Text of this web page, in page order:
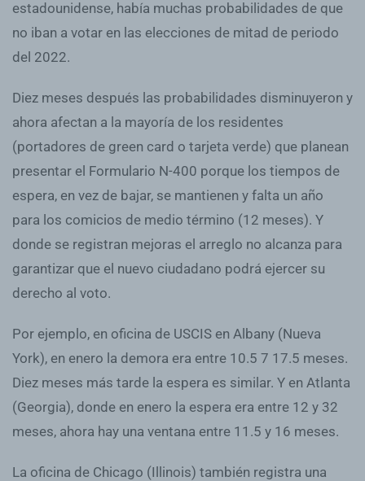
estadounidense, había muchas probabilidades de que
no iban a votar en las elecciones de mitad de periodo
del 2022.
Diez meses después las probabilidades disminuyeron y
ahora afectan a la mayoría de los residentes
(portadores de green card o tarjeta verde) que planean
presentar el Formulario N-400 porque los tiempos de
espera, en vez de bajar, se mantienen y falta un año
para los comicios de medio término (12 meses). Y
donde se registran mejoras el arreglo no alcanza para
garantizar que el nuevo ciudadano podrá ejercer su
derecho al voto.
Por ejemplo, en oficina de USCIS en Albany (Nueva
York), en enero la demora era entre 10.5 7 17.5 meses.
Diez meses más tarde la espera es similar. Y en Atlanta
(Georgia), donde en enero la espera era entre 12 y 32
meses, ahora hay una ventana entre 11.5 y 16 meses.
La oficina de Chicago (Illinois) también registra una